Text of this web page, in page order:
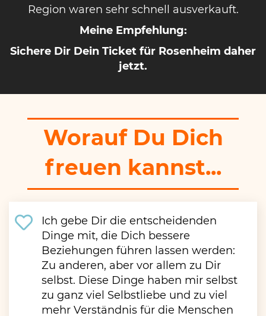
Region waren sehr schnell ausverkauft.
Meine Empfehlung:
Sichere Dir Dein Ticket für Rosenheim daher
jetzt.
Worauf Du Dich
freuen kannst...
Ich gebe Dir die entscheidenden
Dinge mit, die Dich bessere
Beziehungen führen lassen werden:
Zu anderen, aber vor allem zu Dir
selbst. Diese Dinge haben mir selbst
zu ganz viel Selbstliebe und zu viel
mehr Verständnis für die Menschen